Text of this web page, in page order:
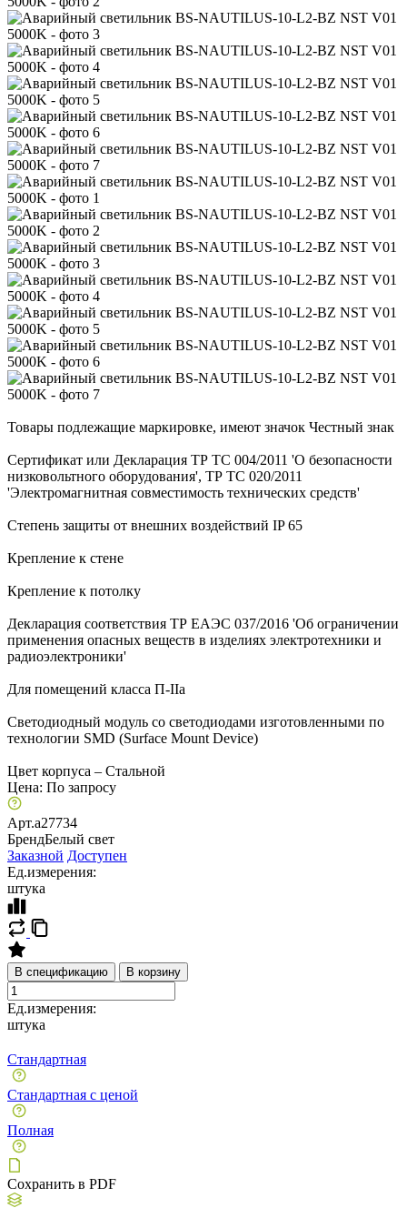
Товары подлежащие маркировке, имеют значок Честный знак
Сертификат или Декларация ТР ТС 004/2011 'О безопасности
низковольтного оборудования', ТР ТС 020/2011
'Электромагнитная совместимость технических средств'
Степень защиты от внешних воздействий IP 65
Крепление к стене
Крепление к потолку
Декларация соответствия ТР ЕАЭС 037/2016 'Об ограничении
применения опасных веществ в изделиях электротехники и
радиоэлектроники'
Для помещений класса П-IIа
Светодиодный модуль со светодиодами изготовленными по
технологии SMD (Surface Mount Device)
Цвет корпуса – Стальной
Цена: По запросу
Арт.a27734
БрендБелый свет
Заказной Доступен
Ед.измерения:
штука
В спецификацию В корзину
Ед.измерения:
штука
Стандартная
Стандартная с ценой
Полная
Сохранить в PDF